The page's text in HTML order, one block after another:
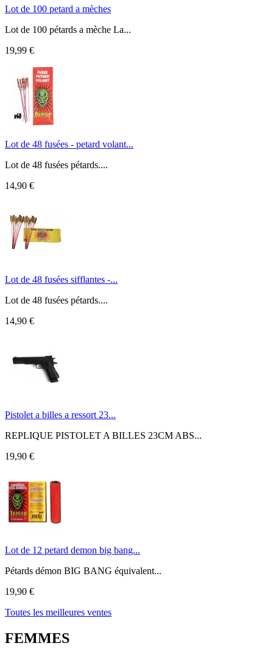
Lot de 100 petard a mèches
Lot de 100 pétards a mèche La...
19,99 €
Lot de 48 fusées - petard volant...
Lot de 48 fusées pétards....
14,90 €
Lot de 48 fusées sifflantes -...
Lot de 48 fusées pétards....
14,90 €
Pistolet a billes a ressort 23...
REPLIQUE PISTOLET A BILLES 23CM ABS...
19,90 €
Lot de 12 petard demon big bang...
Pétards démon BIG BANG équivalent...
19,90 €
Toutes les meilleures ventes
FEMMES